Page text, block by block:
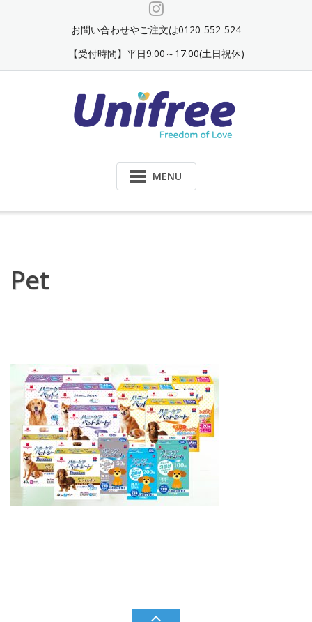
お問い合わせやご注文は0120-552-524
【受付時間】平日9:00～17:00(土日祝休)
MENU
Pet